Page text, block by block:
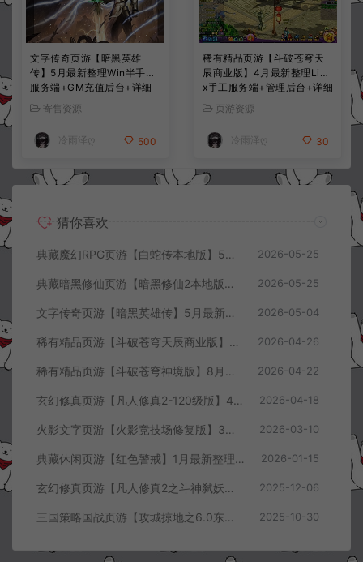
文字传奇页游【暗黑英雄
传】5月最新整理Win半手工
服务端+GM充值后台+详细
搭建教程
寄售资源
冷雨泽ღ 500
稀有精品页游【斗破苍穹天
辰商业版】4月最新整理Linu
x手工服务端+管理后台+详细
外网搭建教程
页游资源
冷雨泽ღ 30
猜你喜欢
典藏魔幻RPG页游【白蛇传本地版】5月最新整理Win一键服务端+PC客户端+GM工具+详细搭建教程 2026-05-25
典藏暗黑修仙页游【暗黑修仙2本地版】5月最新整理Win一键服务端+配套注册网页+GM工具+PC客户端+详细搭建教程 2026-05-25
文字传奇页游【暗黑英雄传】5月最新整理Win半手工服务端+GM充值后台+详细搭建教程 2026-05-04
稀有精品页游【斗破苍穹天辰商业版】4月最新整理Linux手工服务端+管理后台+详细外网搭建教程 2026-04-26
稀有精品页游【斗破苍穹神境版】8月最新整理Linux手工服务端+管理后台+详细外网搭建教程 2026-04-22
玄幻修真页游【凡人修真2-120级版】4月最新整理Win一键服务端+GM工具+详细搭建教程 2026-04-18
火影文字页游【火影竞技场修复版】3月最新整理Linux手工服务端+Win一键服务端+管理后台+详细搭建教程 2026-03-10
典藏休闲页游【红色警戒】1月最新整理Linux手工服务端+Win一键服务端+解压即玩+简易安卓客户端+详细搭建教程 2026-01-15
玄幻修真页游【凡人修真2之斗神弑妖】12月最新整理Win一键服务端+GM工具+详细搭建教程 2025-12-06
三国策略国战页游【攻城掠地之6.0东吴大帝版】10月最新整理Win一键服务端+管理后台+详细外网搭建教程 2025-10-30